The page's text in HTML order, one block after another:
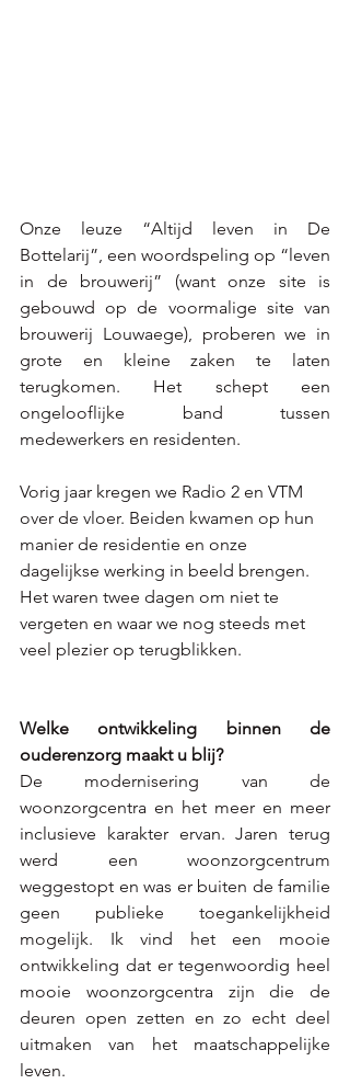
Onze leuze “Altijd leven in De
Bottelarij”, een woordspeling op “leven
in de brouwerij” (want onze site is
gebouwd op de voormalige site van
brouwerij Louwaege), proberen we in
grote en kleine zaken te laten
terugkomen. Het schept een
ongelooflijke band tussen
medewerkers en residenten.
Vorig jaar kregen we Radio 2 en VTM
over de vloer. Beiden kwamen op hun
manier de residentie en onze
dagelijkse werking in beeld brengen.
Het waren twee dagen om niet te
vergeten en waar we nog steeds met
veel plezier op terugblikken.
Welke ontwikkeling binnen de
ouderenzorg maakt u blij?
De modernisering van de
woonzorgcentra en het meer en meer
inclusieve karakter ervan. Jaren terug
werd een woonzorgcentrum
weggestopt en was er buiten de familie
geen publieke toegankelijkheid
mogelijk. Ik vind het een mooie
ontwikkeling dat er tegenwoordig heel
mooie woonzorgcentra zijn die de
deuren open zetten en zo echt deel
uitmaken van het maatschappelijke
leven.